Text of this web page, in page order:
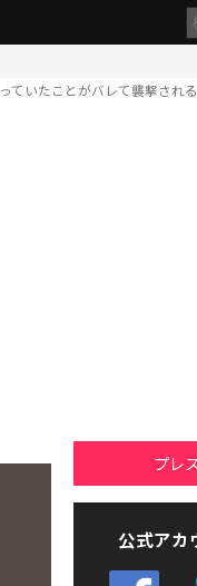
いたことがバレて襲撃される
プレ
公式アカ